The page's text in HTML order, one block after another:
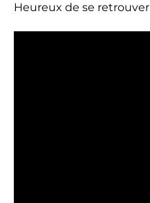
Heureux de se retrouver